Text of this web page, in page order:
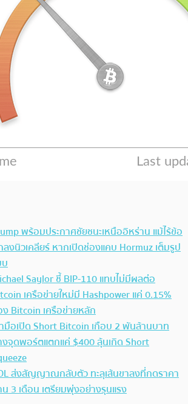
พร้อมประกาศชัยชนะเหนืออิหร่าน แม้ไร้ข้อ
งนิวเคลียร์ หากเปิดช่องแคบ Hormuz เต็มรูป
Saylor ชี้ BIP-110 แทบไม่มีผลต่อ
เครือข่ายใหม่มี Hashpower แค่ 0.15%
Bitcoin เครือข่ายหลัก
มือเปิด Short Bitcoin เกือบ 2 พันล้านบาท
จุดพอร์ตแตกแค่ $400 ลุ้นเกิด Short
ส่งสัญญาณกลับตัว ทะลุเส้นขาลงที่กดราคา
3 เดือน เตรียมพุ่งอย่างรุนแรง